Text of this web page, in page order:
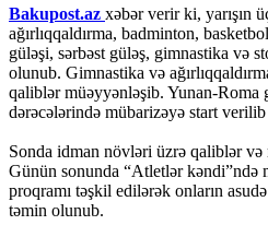
Bakupost.az xəbər verir ki, yarışın
ağırlıqqaldırma, badminton,
güləşi, sərbəst güləş, gimnastika və
olunub. Gimnastika və
qaliblər müəyyənləşib. Yunan-Roma
dərəcələrində mübarizəyə start
Sonda idman növləri üzrə qaliblər
Günün sonunda “Atletlər kəndi”ndə
proqramı təşkil edilərək onların
təmin olunub.